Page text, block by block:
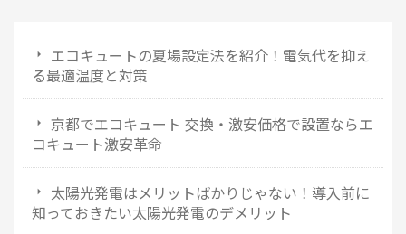
エコキュートの夏場設定法を紹介！電気代を抑え
る最適温度と対策
京都でエコキュート 交換・激安価格で設置ならエ
コキュート激安革命
太陽光発電はメリットばかりじゃない！導入前に
知っておきたい太陽光発電のデメリット